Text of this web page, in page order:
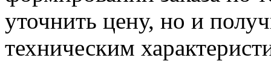
уточнить цену, но и
техническим